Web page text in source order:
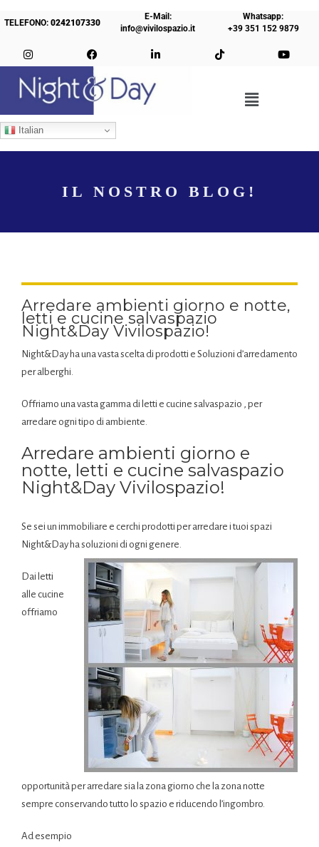
TELEFONO:0242107330
E-Mail:
info@vivilospazio.it
Whatsapp:
+39 351 152 9879
Italian
IL NOSTRO BLOG!
Arredare ambienti giorno e notte,
letti e cucine salvaspazio
Night&Day Vivilospazio!
Night&Day ha una vasta scelta di prodotti e Soluzioni d’arredamento
per alberghi.
Offriamo una vasta gamma di letti e cucine salvaspazio , per
arredare ogni tipo di ambiente.
Arredare ambienti giorno e
notte, letti e cucine salvaspazio
Night&Day Vivilospazio!
Se sei un immobiliare e cerchi prodotti per arredare i tuoi spazi
Night&Day ha soluzioni di ogni genere.
Dai letti
alle cucine
offriamo
opportunità per arredare sia la zona giorno che la zona notte
sempre conservando tutto lo spazio e riducendo l’ingombro.
Ad esempio